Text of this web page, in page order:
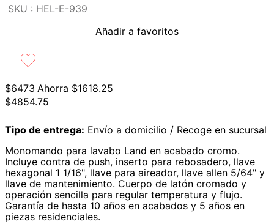
: HEL-E-939
Añadir a favoritos
$6473 Ahorra $1618.25
$4854.75
Tipo de entrega: Envío a domicilio / Recoge en sucursal
Monomando para lavabo Land en acabado cromo.
Incluye contra de push, inserto para rebosadero, llave
hexagonal 1 1/16", llave para aireador, llave allen 5/64" y
llave de mantenimiento. Cuerpo de latón cromado y
operación sencilla para regular temperatura y flujo.
Garantía de hasta 10 años en acabados y 5 años en
piezas residenciales.
10. lavabos